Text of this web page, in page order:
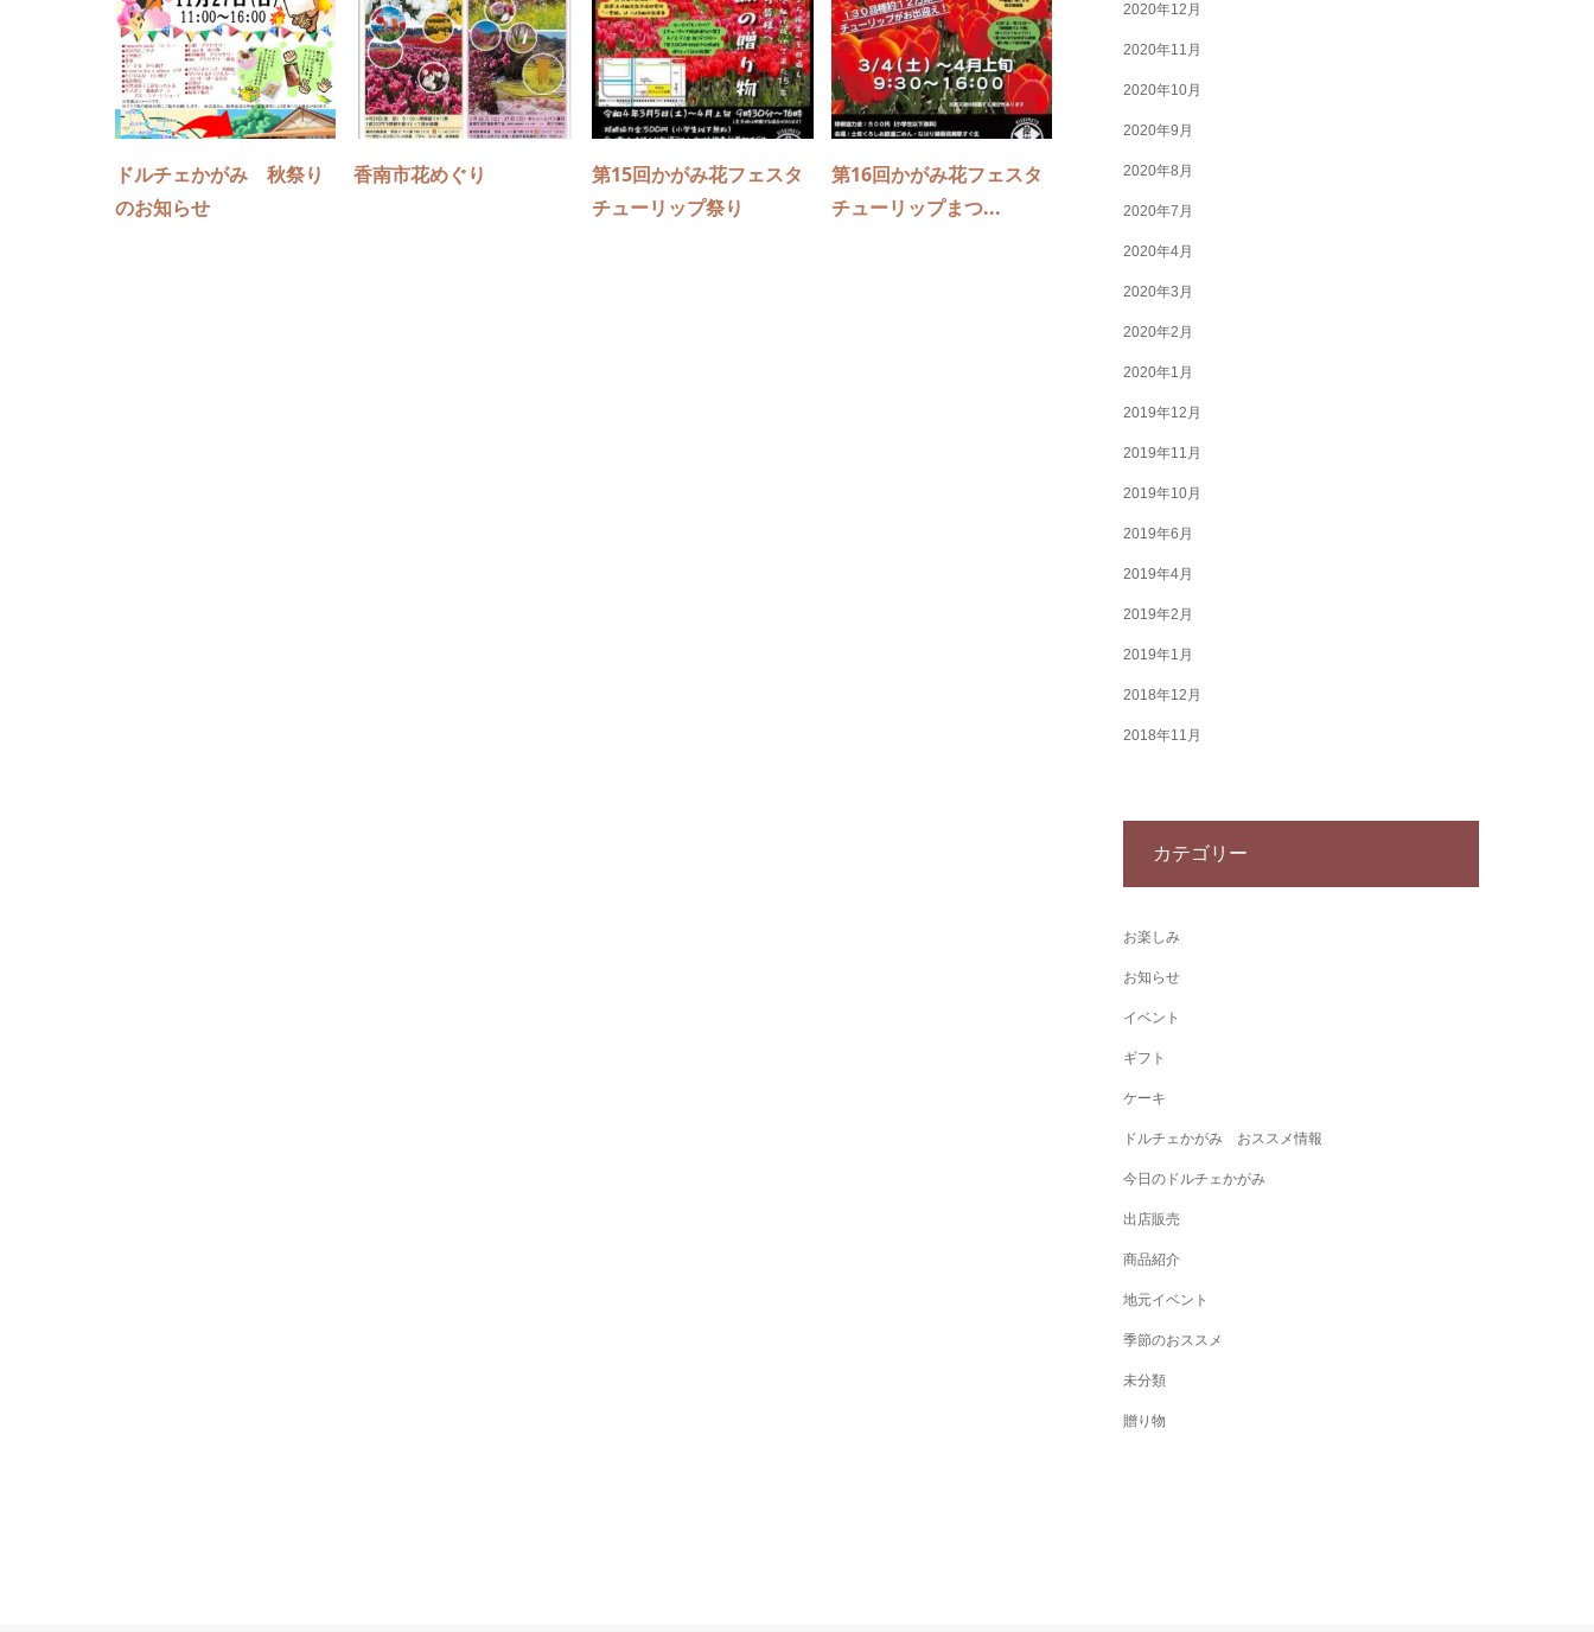
ドルチェかがみ 秋祭り
のお知らせ
香南市花めぐり
第15回かがみ花フェスタ
チューリップ祭り
第16回かがみ花フェスタ
チューリップまつ...
2020年12月
2020年11月
2020年10月
2020年9月
2020年8月
2020年7月
2020年4月
2020年3月
2020年2月
2020年1月
2019年12月
2019年11月
2019年10月
2019年6月
2019年4月
2019年2月
2019年1月
2018年12月
2018年11月
カテゴリー
お楽しみ
お知らせ
イベント
ギフト
ケーキ
ドルチェかがみ おススメ情報
今日のドルチェかがみ
出店販売
商品紹介
地元イベント
季節のおススメ
未分類
贈り物